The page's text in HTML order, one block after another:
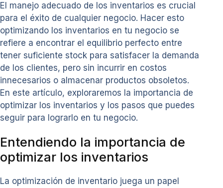
El manejo adecuado de los inventarios es crucial
para el éxito de cualquier negocio. Hacer esto
optimizando los inventarios en tu negocio se
refiere a encontrar el equilibrio perfecto entre
tener suficiente stock para satisfacer la demanda
de los clientes, pero sin incurrir en costos
innecesarios o almacenar productos obsoletos.
En este artículo, exploraremos la importancia de
optimizar los inventarios y los pasos que puedes
seguir para lograrlo en tu negocio.
Entendiendo la importancia de
optimizar los inventarios
La optimización de inventario juega un papel